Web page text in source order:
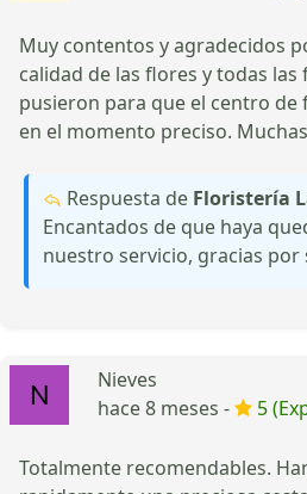
Muy contentos y agradecidos
calidad de las flores y todas las
pusieron para que el centro de
en el momento preciso.
Respuesta de Floristería
Encantados de que haya
nuestro servicio, gracias por
Nieves
hace 8 meses -
5
Totalmente recomendables.